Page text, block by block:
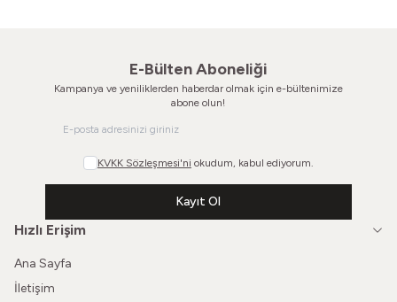
E-Bülten Aboneliği
Kampanya ve yeniliklerden haberdar olmak için e-bültenimize
abone olun!
KVKK Sözleşmesi'ni okudum, kabul ediyorum.
Kayıt Ol
Hızlı Erişim
Ana Sayfa
İletişim